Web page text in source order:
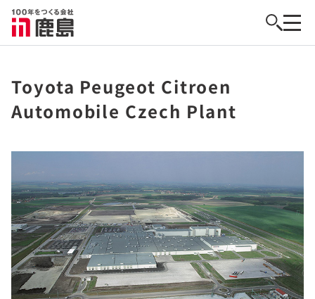
Toyota Peugeot Citroen
Automobile Czech Plant